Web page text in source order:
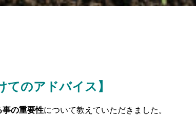
てのアドバイス】
事の重要性について教えていただきました。